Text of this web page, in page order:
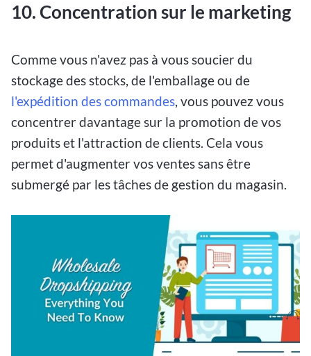
10. Concentration sur le marketing
Comme vous n'avez pas à vous soucier du
stockage des stocks, de l'emballage ou de
l'expédition des commandes, vous pouvez vous
concentrer davantage sur la promotion de vos
produits et l'attraction de clients. Cela vous
permet d'augmenter vos ventes sans être
submergé par les tâches de gestion du magasin.